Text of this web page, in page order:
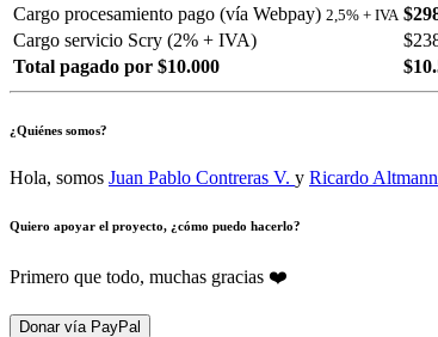
Cargo procesamiento pago (vía Webpay) 2,5% + IVA
Cargo servicio Scry (2% + IVA)
Total pagado por $10.000
¿Quiénes somos?
Hola, somos Juan Pablo Contreras V. y Ricardo Altmann
Quiero apoyar el proyecto, ¿cómo puedo hacerlo?
Primero que todo, muchas gracias ❤️
Donar vía PayPal